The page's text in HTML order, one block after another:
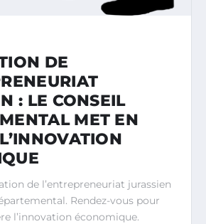
DE
: LE CONSEIL
MET EN
de l’entrepreneuriat jurassien
Rendez-vous pour
l’innovation économique.